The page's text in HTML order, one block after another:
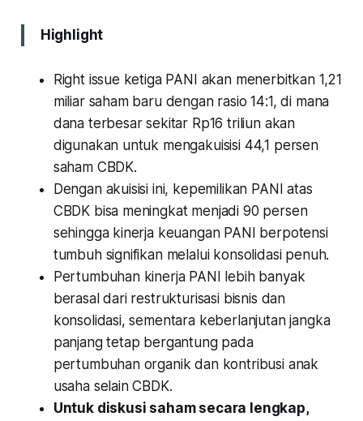
Highlight
Right issue ketiga PANI akan menerbitkan 1,21
miliar saham baru dengan rasio 14:1, di mana
dana terbesar sekitar Rp16 triliun akan
digunakan untuk mengakuisisi 44,1 persen
saham CBDK.
Dengan akuisisi ini, kepemilikan PANI atas
CBDK bisa meningkat menjadi 90 persen
sehingga kinerja keuangan PANI berpotensi
tumbuh signifikan melalui konsolidasi penuh.
Pertumbuhan kinerja PANI lebih banyak
berasal dari restrukturisasi bisnis dan
konsolidasi, sementara keberlanjutan jangka
panjang tetap bergantung pada
pertumbuhan organik dan kontribusi anak
usaha selain CBDK.
Untuk diskusi saham secara lengkap,